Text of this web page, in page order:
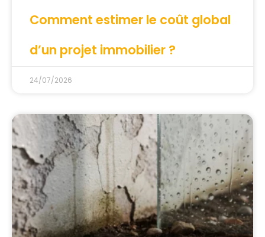
Comment estimer le coût global
d’un projet immobilier ?
24/07/2026